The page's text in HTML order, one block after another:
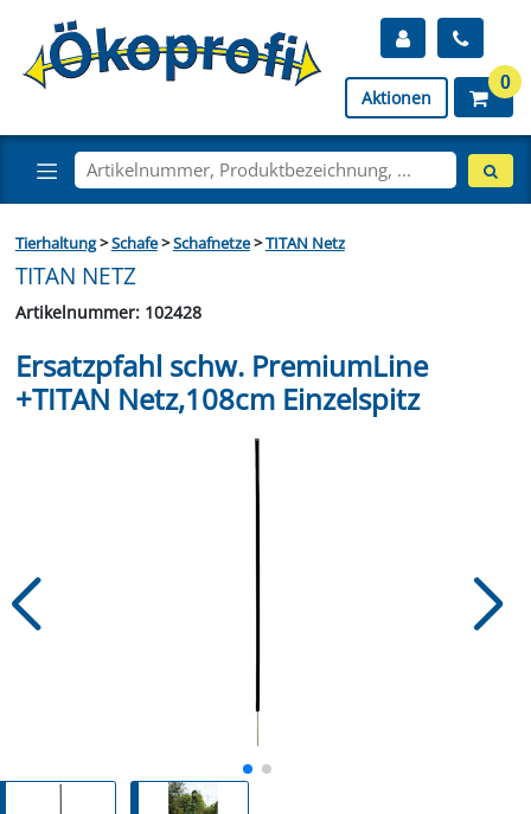
Aktionen
0
Tierhaltung>Schafe>Schafnetze>TITAN Netz
TITAN NETZ
Artikelnummer: 102428
Ersatzpfahl schw. PremiumLine
+TITAN Netz,108cm Einzelspitz